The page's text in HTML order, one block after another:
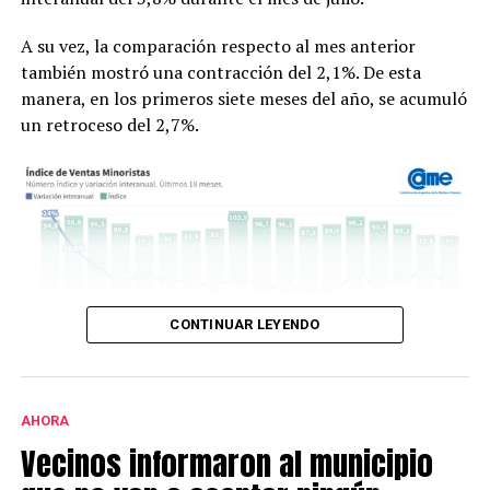
en la frontera de los avances científicos.
A su vez, la comparación respecto al mes anterior
también mostró una contracción del 2,1%. De esta
manera, en los primeros siete meses del año, se acumuló
un retroceso del 2,7%.
Según explica la entidad, el descenso en la medición
interanual se debe al agotamiento de la liquidez del
invierno. Esto hizo, de acuerdo a lo explicado, que se
CONTINUAR LEYENDO
AHORA
Vecinos informaron al municipio